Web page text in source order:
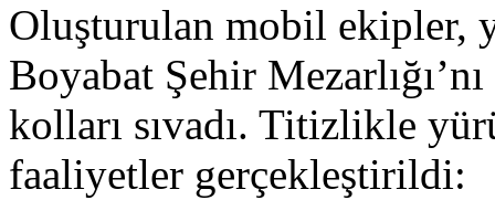
Oluşturulan mobil ekipler,
Boyabat Şehir
kolları sıvadı. Titizlikle
faaliyetler gerçekleştirildi: